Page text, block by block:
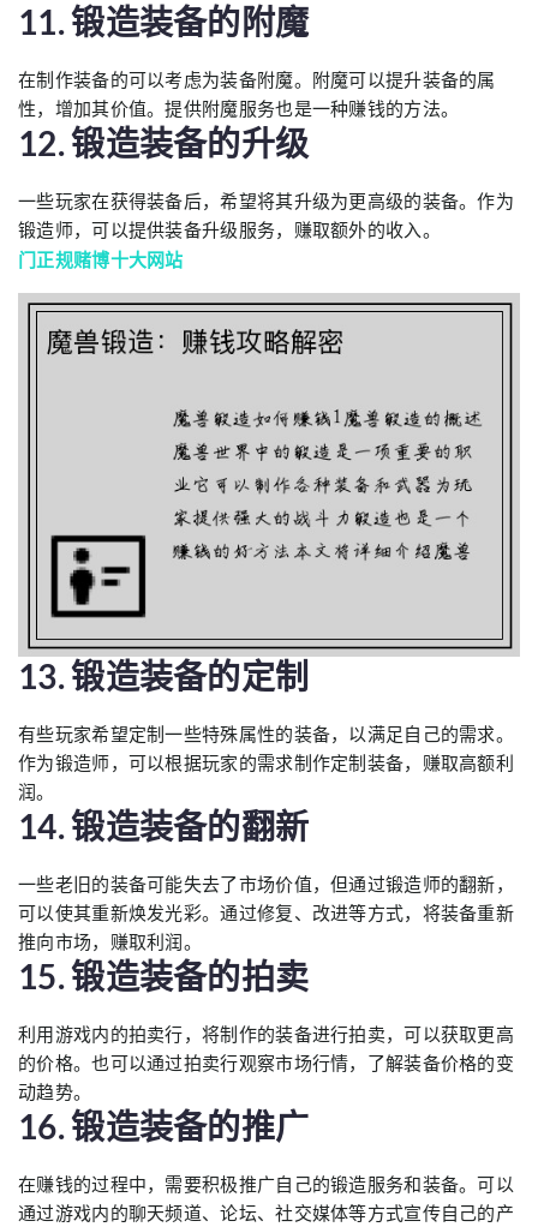
11. 锻造装备的附魔
在制作装备的可以考虑为装备附魔。附魔可以提升装备的属
性，增加其价值。提供附魔服务也是一种赚钱的方法。
12. 锻造装备的升级
一些玩家在获得装备后，希望将其升级为更高级的装备。作为
锻造师，可以提供装备升级服务，赚取额外的收入。
门正规赌博十大网站
13. 锻造装备的定制
有些玩家希望定制一些特殊属性的装备，以满足自己的需求。
作为锻造师，可以根据玩家的需求制作定制装备，赚取高额利
润。
14. 锻造装备的翻新
一些老旧的装备可能失去了市场价值，但通过锻造师的翻新，
可以使其重新焕发光彩。通过修复、改进等方式，将装备重新
推向市场，赚取利润。
15. 锻造装备的拍卖
利用游戏内的拍卖行，将制作的装备进行拍卖，可以获取更高
的价格。也可以通过拍卖行观察市场行情，了解装备价格的变
动趋势。
16. 锻造装备的推广
在赚钱的过程中，需要积极推广自己的锻造服务和装备。可以
通过游戏内的聊天频道、论坛、社交媒体等方式宣传自己的产